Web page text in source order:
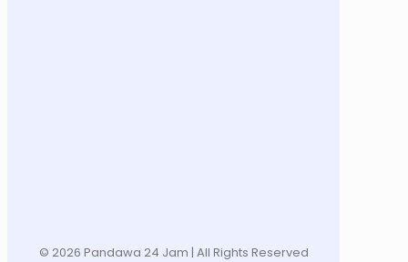
© 2026 Pandawa 24 Jam | All Rights Reserved